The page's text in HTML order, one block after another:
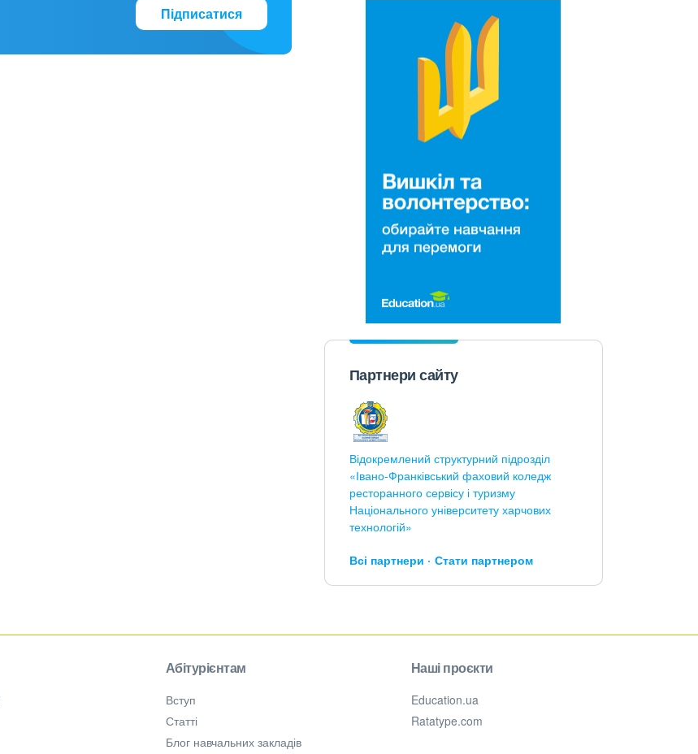
Підписатися
Партнери сайту
Відокремлений структурний підрозділ
«Івано-Франківський фаховий коледж
ресторанного сервісу і туризму
Національного університету харчових
технологій»
Всі партнери Стати партнером
Абітурієнтам
Вступ
Статті
Блог навчальних закладів
Наші проєкти
Education.ua
Ratatype.com